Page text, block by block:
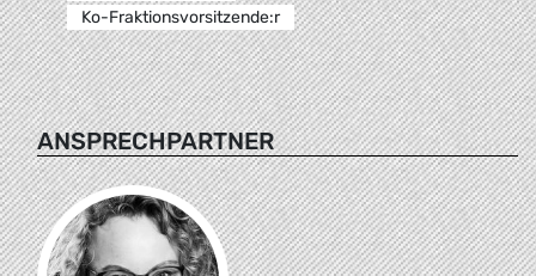
Ko-Fraktionsvorsitzende:r
ANSPRECHPARTNER